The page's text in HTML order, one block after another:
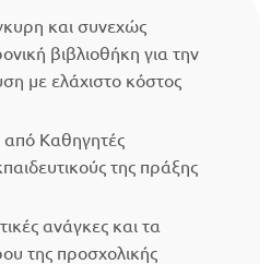
και συνεχώς
βιβλιοθήκη για την
με ελάχιστο κόστος
Καθηγητές
της πράξης
ανάγκες και τα
της προσχολικής